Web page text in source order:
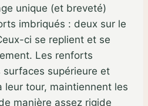
unique (et breveté)
imbriqués : deux sur le
ci se replient et se
Les renforts
surfaces supérieure et
leur tour, maintiennent les
manière assez rigide